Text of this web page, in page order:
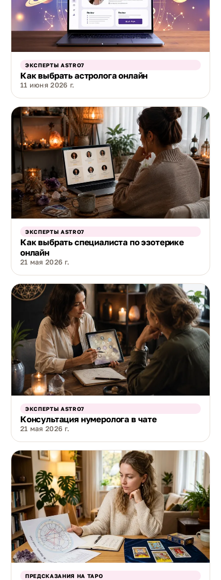
ЭКСПЕРТЫ ASTRO7
Как выбрать астролога онлайн
11 июня 2026 г.
ЭКСПЕРТЫ ASTRO7
Как выбрать специалиста по эзотерике
онлайн
21 мая 2026 г.
ЭКСПЕРТЫ ASTRO7
Консультация нумеролога в чате
21 мая 2026 г.
ПРЕДСКАЗАНИЯ НА ТАРО